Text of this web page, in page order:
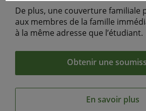
De plus, une couverture familiale
aux membres de la famille
à la même adresse que l’étudiant.
Obtenir une
En savoir plus